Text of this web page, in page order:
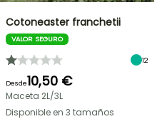
Cotoneaster franchetii
VALOR SEGURO
12
Desde10,50 €
Maceta 2L/3L
Disponible en 3 tamaños